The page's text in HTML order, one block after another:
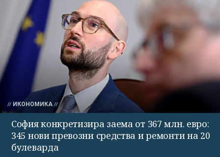
ИКОНОМИКА
София конкретизира заема от 367 млн. евро:
345 нови превозни средства и ремонти на 20
булеварда